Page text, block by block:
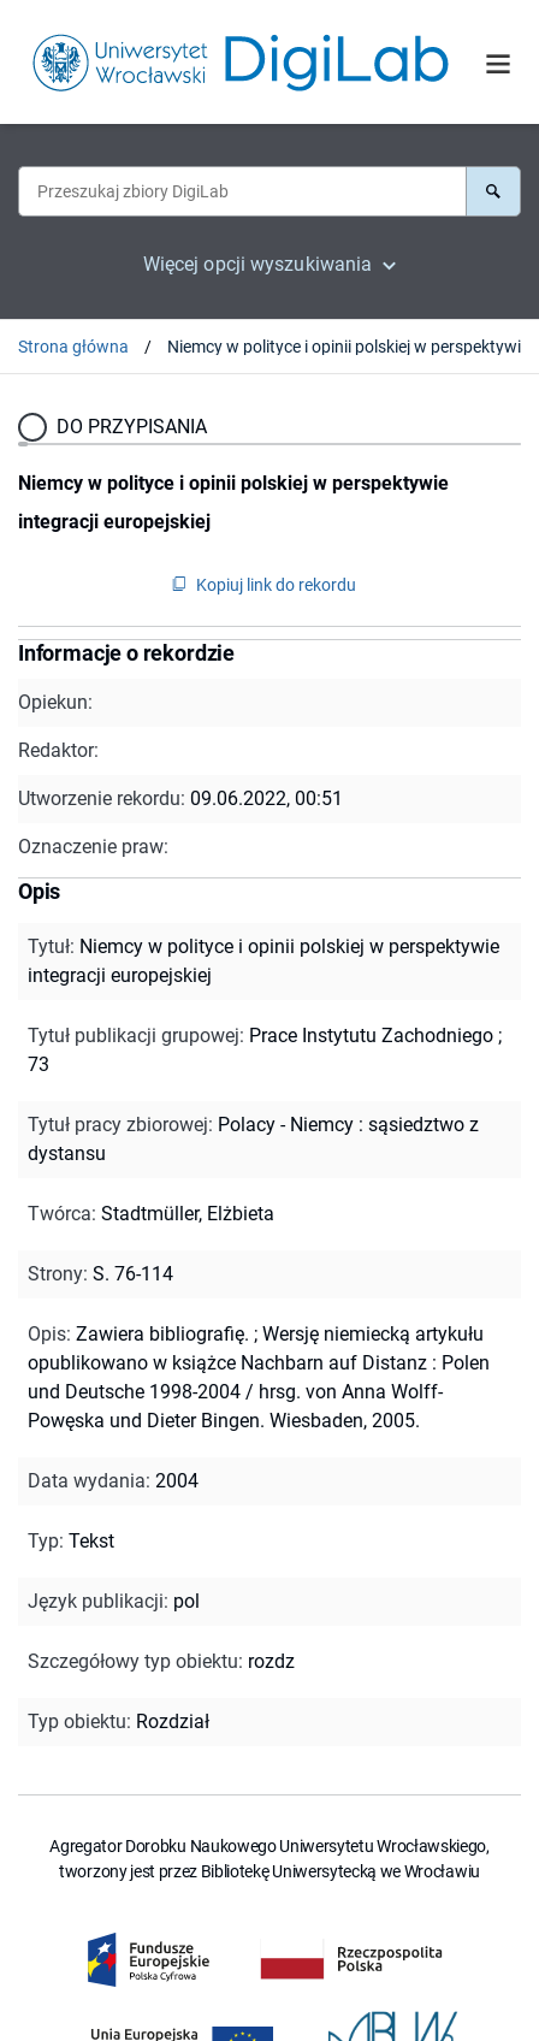
Więcej opcji wyszukiwania
Strona główna
DO PRZYPISANIA
Niemcy w polityce i opinii polskiej w perspektywie
integracji europejskiej
Kopiuj link do rekordu
Informacje o rekordzie
Opiekun:
Redaktor:
Utworzenie rekordu: 09.06.2022, 00:51
Oznaczenie praw:
Opis
Tytuł: Niemcy w polityce i opinii polskiej w perspektywie
integracji europejskiej
Tytuł publikacji grupowej: Prace Instytutu Zachodniego ;
73
Tytuł pracy zbiorowej: Polacy - Niemcy : sąsiedztwo z
dystansu
Twórca: Stadtmüller, Elżbieta
Strony: S. 76-114
Opis: Zawiera bibliografię. ; Wersję niemiecką artykułu
opublikowano w książce Nachbarn auf Distanz : Polen
und Deutsche 1998-2004 / hrsg. von Anna Wolff-
Powęska und Dieter Bingen. Wiesbaden, 2005.
Data wydania: 2004
Typ: Tekst
Język publikacji: pol
Szczegółowy typ obiektu: rozdz
Typ obiektu: Rozdział
Agregator Dorobku Naukowego Uniwersytetu Wrocławskiego,
tworzony jest przez Bibliotekę Uniwersytecką we Wrocławiu